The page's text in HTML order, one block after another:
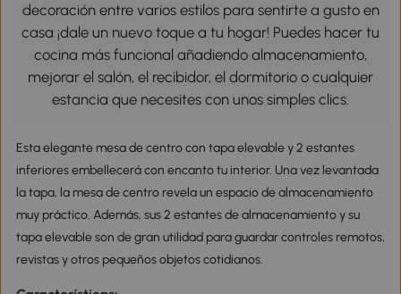
decoración entre varios estilos para sentirte a gusto en
casa ¡dale un nuevo toque a tu hogar! Puedes hacer tu
cocina más funcional añadiendo almacenamiento,
mejorar el salón, el recibidor, el dormitorio o cualquier
estancia que necesites con unos simples clics.
Esta elegante mesa de centro con tapa elevable y 2 estantes
inferiores embellecerá con encanto tu interior. Una vez levantada
la tapa, la mesa de centro revela un espacio de almacenamiento
muy práctico. Además, sus 2 estantes de almacenamiento y su
tapa elevable son de gran utilidad para guardar controles remotos,
revistas y otros pequeños objetos cotidianos.